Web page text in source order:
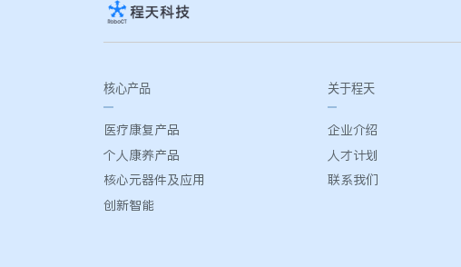
核心产品
医疗康复产品
个人康养产品
核心元器件及应用
创新智能
关于程天
企业介绍
人才计划
联系我们